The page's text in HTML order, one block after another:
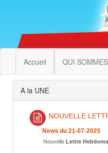
Accueil QUI
A la UNE
NOUVELLE
News du 21-07-2025
Nouvelle Lettre